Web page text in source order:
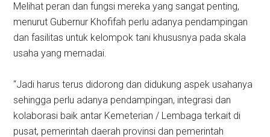
Melihat peran dan fungsi mereka yang sangat penting,
menurut Gubernur Khofifah perlu adanya pendampingan
dan fasilitas untuk kelompok tani khususnya pada skala
usaha yang memadai.
“Jadi harus terus didorong dan didukung aspek usahanya
sehingga perlu adanya pendampingan, integrasi dan
kolaborasi baik antar Kemeterian / Lembaga terkait di
pusat, pemerintah daerah provinsi dan pemerintah